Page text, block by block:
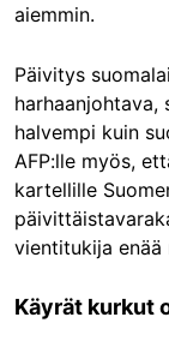
aiemmin.
Päivitys
harhaanjohtava,
halvempi kuin
AFP:lle myös,
kartellille
vientitukija enää
Käyrät kurkut